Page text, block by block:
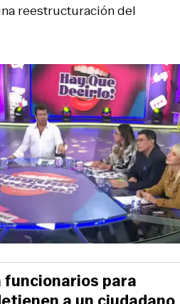
reestructuración del
para